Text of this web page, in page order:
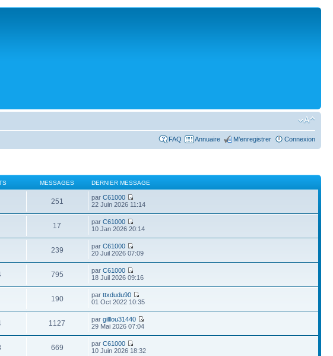
FAQ Annuaire M’enregistrer Connexion
MESSAGES DERNIER MESSAGE
251 parC61000
22 Juin 2026 11:14
17 parC61000
10 Jan 2026 20:14
239 parC61000
20 Juil 2026 07:09
795 parC61000
18 Juil 2026 09:16
190 parttxdudu90
01 Oct 2022 10:35
1127 pargilllou31440
29 Mai 2026 07:04
669 parC61000
10 Juin 2026 18:32